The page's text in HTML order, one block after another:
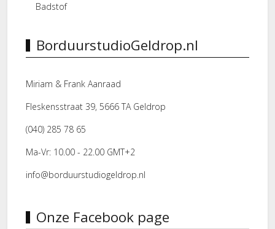
Badstof
BorduurstudioGeldrop.nl
Miriam & Frank Aanraad
Fleskensstraat 39, 5666 TA Geldrop
(040) 285 78 65
Ma-Vr: 10.00 - 22.00 GMT+2
info@borduurstudiogeldrop.nl
Onze Facebook page